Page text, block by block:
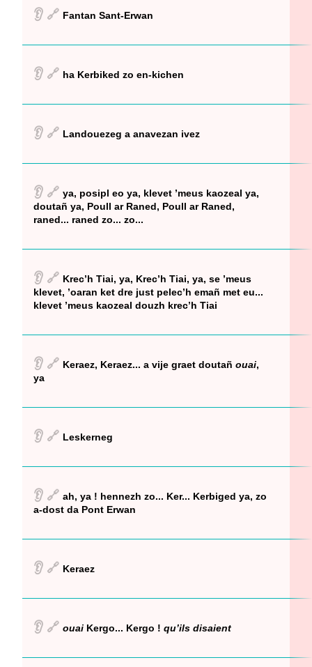
👂 🔗 Fantan Sant-Erwan
👂 🔗 ha Kerbiked zo en-kichen
👂 🔗 Landouezeg a anavezan ivez
👂 🔗 ya, posipl eo ya, klevet ’meus kaozeal ya,
doutañ ya, Poull ar Raned, Poull ar Raned,
raned... raned zo... zo...
👂 🔗 Krec’h Tiai, ya, Krec’h Tiai, ya, se ’meus
klevet, ’oaran ket dre just pelec’h emañ met eu...
klevet ’meus kaozeal douzh krec’h Tiai
👂 🔗 Keraez, Keraez... a vije graet doutañ ouai,
ya
👂 🔗 Leskerneg
👂 🔗 ah, ya ! hennezh zo... Ker... Kerbiged ya, zo
a-dost da Pont Erwan
👂 🔗 Keraez
👂 🔗 ouai Kergo... Kergo ! qu’ils disaient